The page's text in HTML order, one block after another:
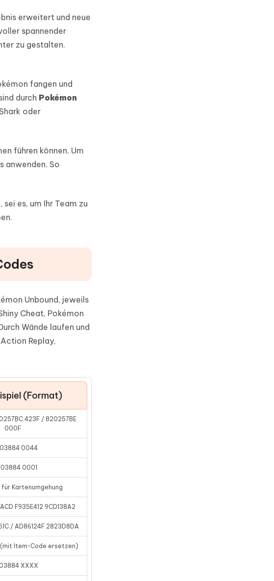
erweitert und neue
spannender
zu gestalten.
fangen und
durch Pokémon
oder
führen können. Um
anwenden. So
es, um Ihr Team zu
Unbound, jeweils
Cheat, Pokémon
Wände laufen und
Replay,
(Format)
423F / 820257BE
000F
0044
0001
Kartenumgehung
F935E412 9CD138A2
/ AD86124F 2823D8DA
Item-Code ersetzen)
XXXX